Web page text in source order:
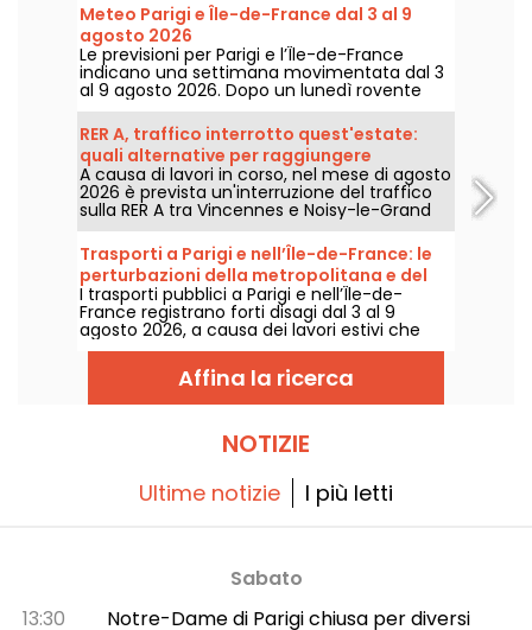
Meteo Parigi e Île-de-France dal 3 al 9
agosto 2026
Le previsioni per Parigi e l’Île-de-France
indicano una settimana movimentata dal 3
al 9 agosto 2026. Dopo un lunedì rovente
segnato dal rischio di temporali, le
temperature scenderanno
progressivamente prima di tornare a fare sul
serio con tempo più caldo e soleggiato nel
corso del week-end.
RER A, traffico interrotto quest'estate:
quali alternative per raggiungere
Disneyland Paris?
A causa di lavori in corso, nel mese di agosto
2026 è prevista un'interruzione del traffico
sulla RER A tra Vincennes e Noisy-le-Grand
Mont d'Est. Allora, quali sono le alternative
per raggiungere in mezzi pubblici il parco
Disneyland Paris? Vi rispondiamo.
Trasporti a Parigi e nell’Île-de-France: le
perturbazioni della metropolitana e del
RER dal 3 al 9 agosto 2026
I trasporti pubblici a Parigi e nell’Île-de-
France registrano forti disagi dal 3 al 9
agosto 2026, a causa dei lavori estivi che
pesano particolarmente su alcune linee,
secondo RATP e SNCF.Affina la ricerca
NOTIZIE
Ultime notizie I più letti
Sabato
13:30
Notre-Dame di Parigi chiusa per diversi